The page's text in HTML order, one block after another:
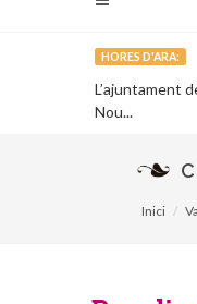
HORES D'ARA:
L’ajuntament
Nou...
Inici